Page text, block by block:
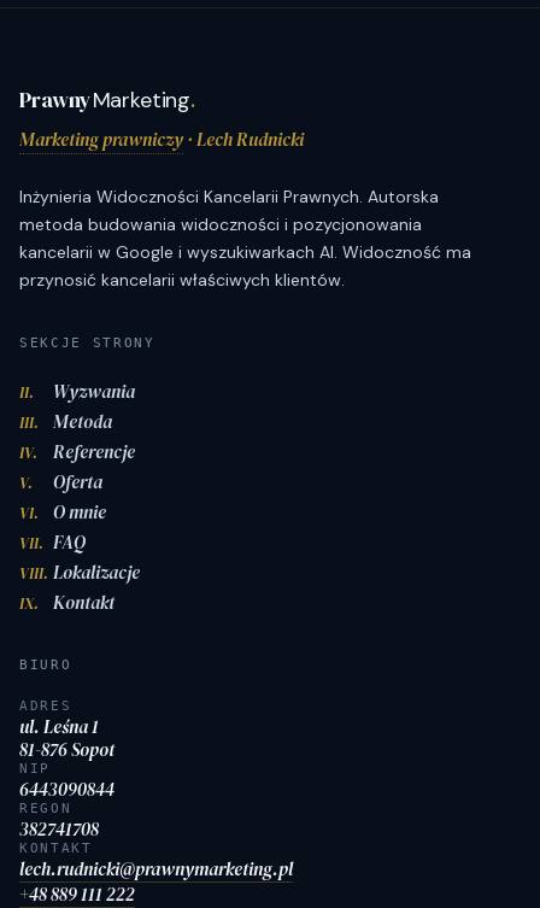
PrawnyMarketing.
Marketing prawniczy· Lech Rudnicki
Inżynieria Widoczności Kancelarii Prawnych. Autorska
metoda budowania widoczności i pozycjonowania
kancelarii w Google i wyszukiwarkach AI. Widoczność ma
przynosić kancelarii właściwych klientów.
SEKCJE STRONY
II. Wyzwania
III. Metoda
IV. Referencje
V. Oferta
VI. O mnie
VII. FAQ
VIII. Lokalizacje
IX. Kontakt
BIURO
ADRES
ul. Leśna 1
81-876 Sopot
NIP
6443090844
REGON
382741708
KONTAKT
lech.rudnicki@prawnymarketing.pl
+48 889 111 222